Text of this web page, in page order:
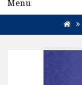
Menu